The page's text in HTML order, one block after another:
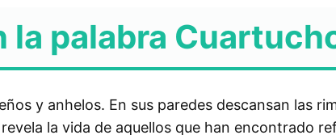
la palabra
y anhelos. En sus paredes descansan las
la vida de aquellos que han encontrado